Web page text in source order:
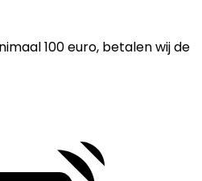
100 euro, betalen wij de